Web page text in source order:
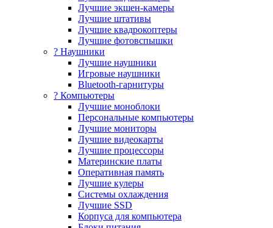
Лучшие экшен-камеры
Лучшие штативы
Лучшие квадрокоптеры
Лучшие фотовспышки
? Наушники
Лучшие наушники
Игровые наушники
Bluetooth-гарнитуры
?️ Компьютеры
Лучшие моноблоки
Персональные компьютеры
Лучшие мониторы
Лучшие видеокарты
Лучшие процессоры
Материнские платы
Оперативная память
Лучшие кулеры
Системы охлаждения
Лучшие SSD
Корпуса для компьютера